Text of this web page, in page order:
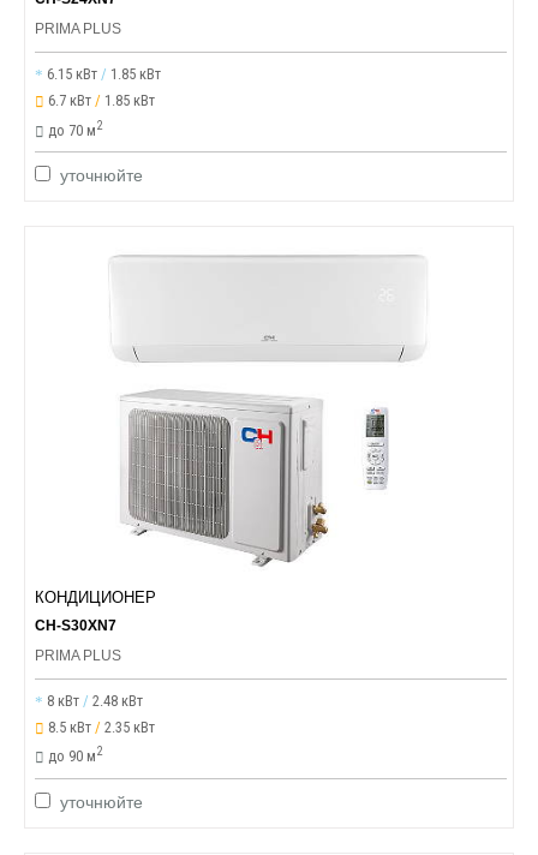
PRIMA PLUS
6.15 кВт / 1.85 кВт
6.7 кВт / 1.85 кВт
до 70 м2
уточнюйте
КОНДИЦИОНЕР
CH-S30XN7
PRIMA PLUS
8 кВт / 2.48 кВт
8.5 кВт / 2.35 кВт
до 90 м2
уточнюйте